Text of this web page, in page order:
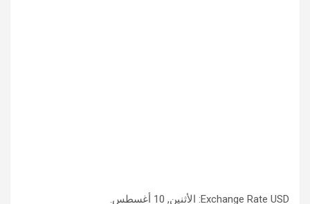
Exchange Rate USD : الأثنين, 10 أغسطس.